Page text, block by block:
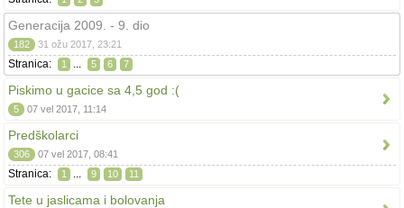
Generacija 2009. - 9. dio
182 31 ožu 2017, 23:21
Stranica: 1 ... 5 6 7
Piskimo u gacice sa 4,5 god :(
5 07 vel 2017, 11:14
Predškolarci
306 07 vel 2017, 08:41
Stranica: 1 ... 9 10 11
Tete u jaslicama i bolovanja